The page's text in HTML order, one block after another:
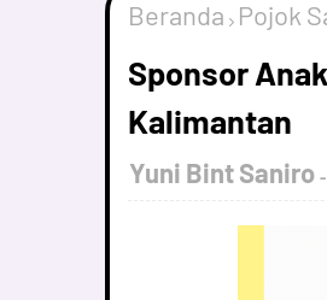
Beranda Pojok
Sponsor
Kalimantan
Yuni Bint Saniro